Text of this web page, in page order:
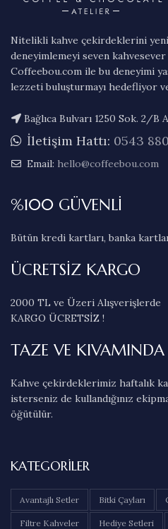
Nitelikli kahve çekirdeklerini
deneyimlemeyi seven
Coffeebou.com ile bu deneyimi
lezzeti buluşturmayı hedefliyor
Bağlıca Bulvarı 1250 Sok. 2/B
İletişim Hattı: 0543
Email: hello@coffeebou.com
%100 GÜVENLİ
Bütün kredi kartları, banka
ÜCRETSİZ KARGO
2000 TL ve Üzeri Alışverişlerde
KARGO ÜCRETSİZ !
TAZE VE KIVAMINDA
Kahve çekirdeklerimiz haftalık
isterseniz de kullandığınız
öğütülür.
KATEGORILER
Avantajlı Setler Bitki Çayları
Filtre Kahveler Hediye Setleri